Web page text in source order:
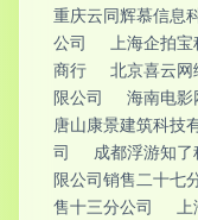
重庆云同辉慕信息
公司
上海企拍
商行
北京喜云网
限公司
海南电影
唐山康景建筑科技
司
成都浮游知了
限公司销售二十七
售十三分公司